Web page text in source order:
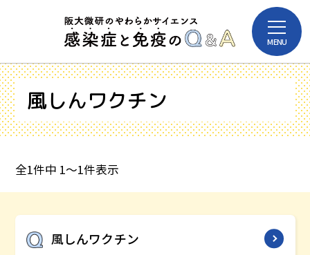
ス
ッ
プ
メ
ニ
ュ
ー
MENU
感染症
病名
ワクチン
風しんワクチン
投
稿
全1件中 1～1件表示
風しんワクチン